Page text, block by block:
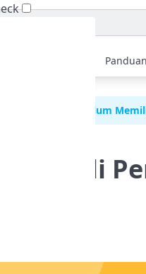
Panduan
Prosesor Sebelum
Kenali